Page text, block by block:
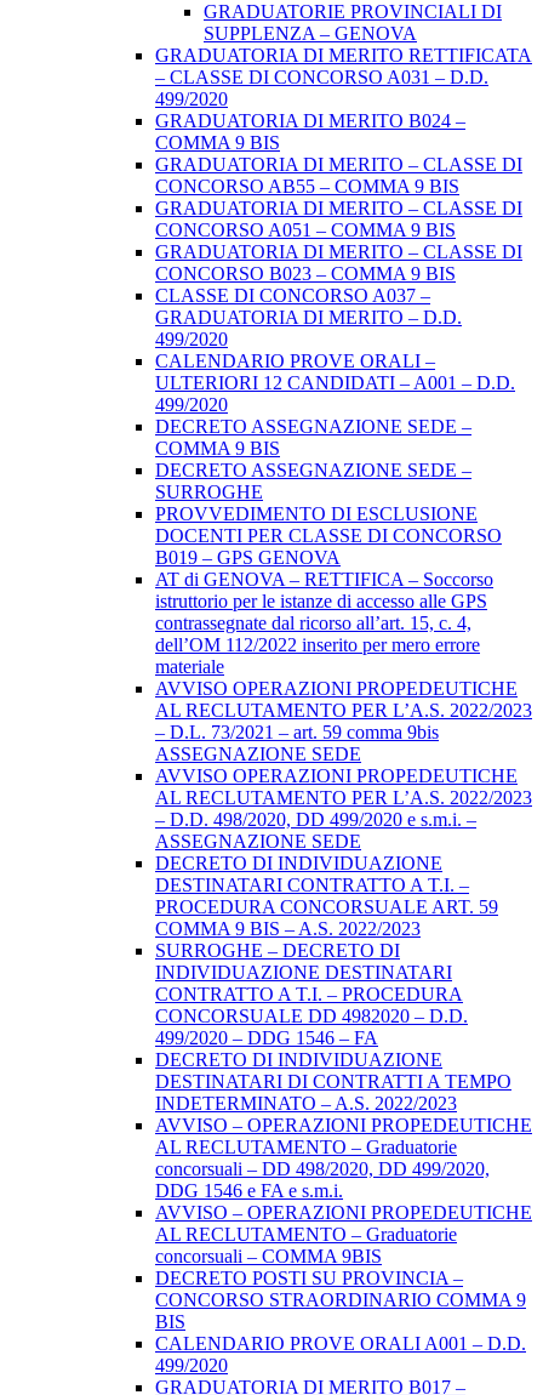
GRADUATORIE PROVINCIALI DI
SUPPLENZA – GENOVA
GRADUATORIA DI MERITO RETTIFICATA
– CLASSE DI CONCORSO A031 – D.D.
499/2020
GRADUATORIA DI MERITO B024 –
COMMA 9 BIS
GRADUATORIA DI MERITO – CLASSE DI
CONCORSO AB55 – COMMA 9 BIS
GRADUATORIA DI MERITO – CLASSE DI
CONCORSO A051 – COMMA 9 BIS
GRADUATORIA DI MERITO – CLASSE DI
CONCORSO B023 – COMMA 9 BIS
CLASSE DI CONCORSO A037 –
GRADUATORIA DI MERITO – D.D.
499/2020
CALENDARIO PROVE ORALI –
ULTERIORI 12 CANDIDATI – A001 – D.D.
499/2020
DECRETO ASSEGNAZIONE SEDE –
COMMA 9 BIS
DECRETO ASSEGNAZIONE SEDE –
SURROGHE
PROVVEDIMENTO DI ESCLUSIONE
DOCENTI PER CLASSE DI CONCORSO
B019 – GPS GENOVA
AT di GENOVA – RETTIFICA – Soccorso
istruttorio per le istanze di accesso alle GPS
contrassegnate dal ricorso all’art. 15, c. 4,
dell’OM 112/2022 inserito per mero errore
materiale
AVVISO OPERAZIONI PROPEDEUTICHE
AL RECLUTAMENTO PER L’A.S. 2022/2023
– D.L. 73/2021 – art. 59 comma 9bis
ASSEGNAZIONE SEDE
AVVISO OPERAZIONI PROPEDEUTICHE
AL RECLUTAMENTO PER L’A.S. 2022/2023
– D.D. 498/2020, DD 499/2020 e s.m.i. –
ASSEGNAZIONE SEDE
DECRETO DI INDIVIDUAZIONE
DESTINATARI CONTRATTO A T.I. –
PROCEDURA CONCORSUALE ART. 59
COMMA 9 BIS – A.S. 2022/2023
SURROGHE – DECRETO DI
INDIVIDUAZIONE DESTINATARI
CONTRATTO A T.I. – PROCEDURA
CONCORSUALE DD 4982020 – D.D.
499/2020 – DDG 1546 – FA
DECRETO DI INDIVIDUAZIONE
DESTINATARI DI CONTRATTI A TEMPO
INDETERMINATO – A.S. 2022/2023
AVVISO – OPERAZIONI PROPEDEUTICHE
AL RECLUTAMENTO – Graduatorie
concorsuali – DD 498/2020, DD 499/2020,
DDG 1546 e FA e s.m.i.
AVVISO – OPERAZIONI PROPEDEUTICHE
AL RECLUTAMENTO – Graduatorie
concorsuali – COMMA 9BIS
DECRETO POSTI SU PROVINCIA –
CONCORSO STRAORDINARIO COMMA 9
BIS
CALENDARIO PROVE ORALI A001 – D.D.
499/2020
GRADUATORIA DI MERITO B017 –